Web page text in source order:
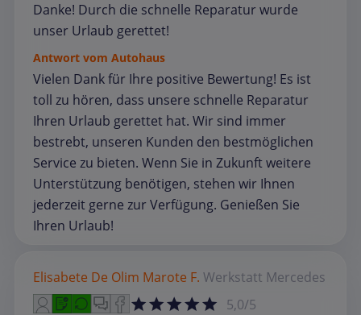
Danke! Durch die schnelle Reparatur wurde
unser Urlaub gerettet!
Antwort vom Autohaus
Vielen Dank für Ihre positive Bewertung! Es ist
toll zu hören, dass unsere schnelle Reparatur
Ihren Urlaub gerettet hat. Wir sind immer
bestrebt, unseren Kunden den bestmöglichen
Service zu bieten. Wenn Sie in Zukunft weitere
Unterstützung benötigen, stehen wir Ihnen
jederzeit gerne zur Verfügung. Genießen Sie
Ihren Urlaub!
Elisabete De Olim Marote F. Werkstatt Mercedes
5,0/5